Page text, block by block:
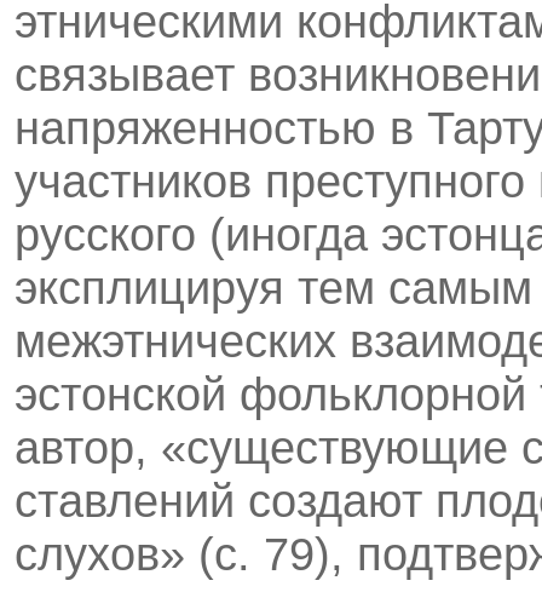
этническими
связывает
напря­женностью в
участников
русского (иногда
эксплицируя тем
межэтнических
эстонской
автор, «существующие
ставлений создают
слухов» (с. 79),